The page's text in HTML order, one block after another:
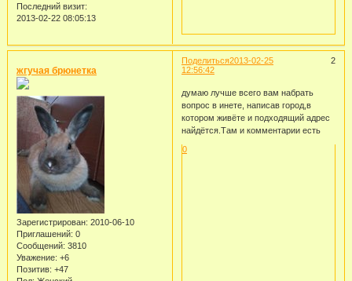
Последний визит:
2013-02-22 08:05:13
Поделиться 2
2013-02-25
12:56:42
жгучая брюнетка
Зарегистрирован: 2010-06-10
Приглашений: 0
Сообщений: 3810
Уважение: +6
Позитив: +47
думаю лучше всего вам набрать
вопрос в инете, написав город,в
котором живёте и подходящий адрес
найдётся.Там и комментарии есть
0